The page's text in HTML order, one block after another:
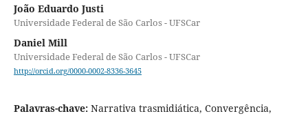
João Eduardo Justi
Universidade Federal de São Carlos - UFSCar
Daniel Mill
Universidade Federal de São Carlos - UFSCar
http://orcid.org/0000-0002-8336-3645
Palavras-chave: Narrativa trasmidiática, Convergência,